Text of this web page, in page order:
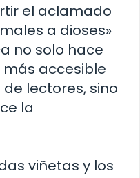
el aclamado
a dioses»
no solo hace
accesible
lectores, sino
la
viñetas y los